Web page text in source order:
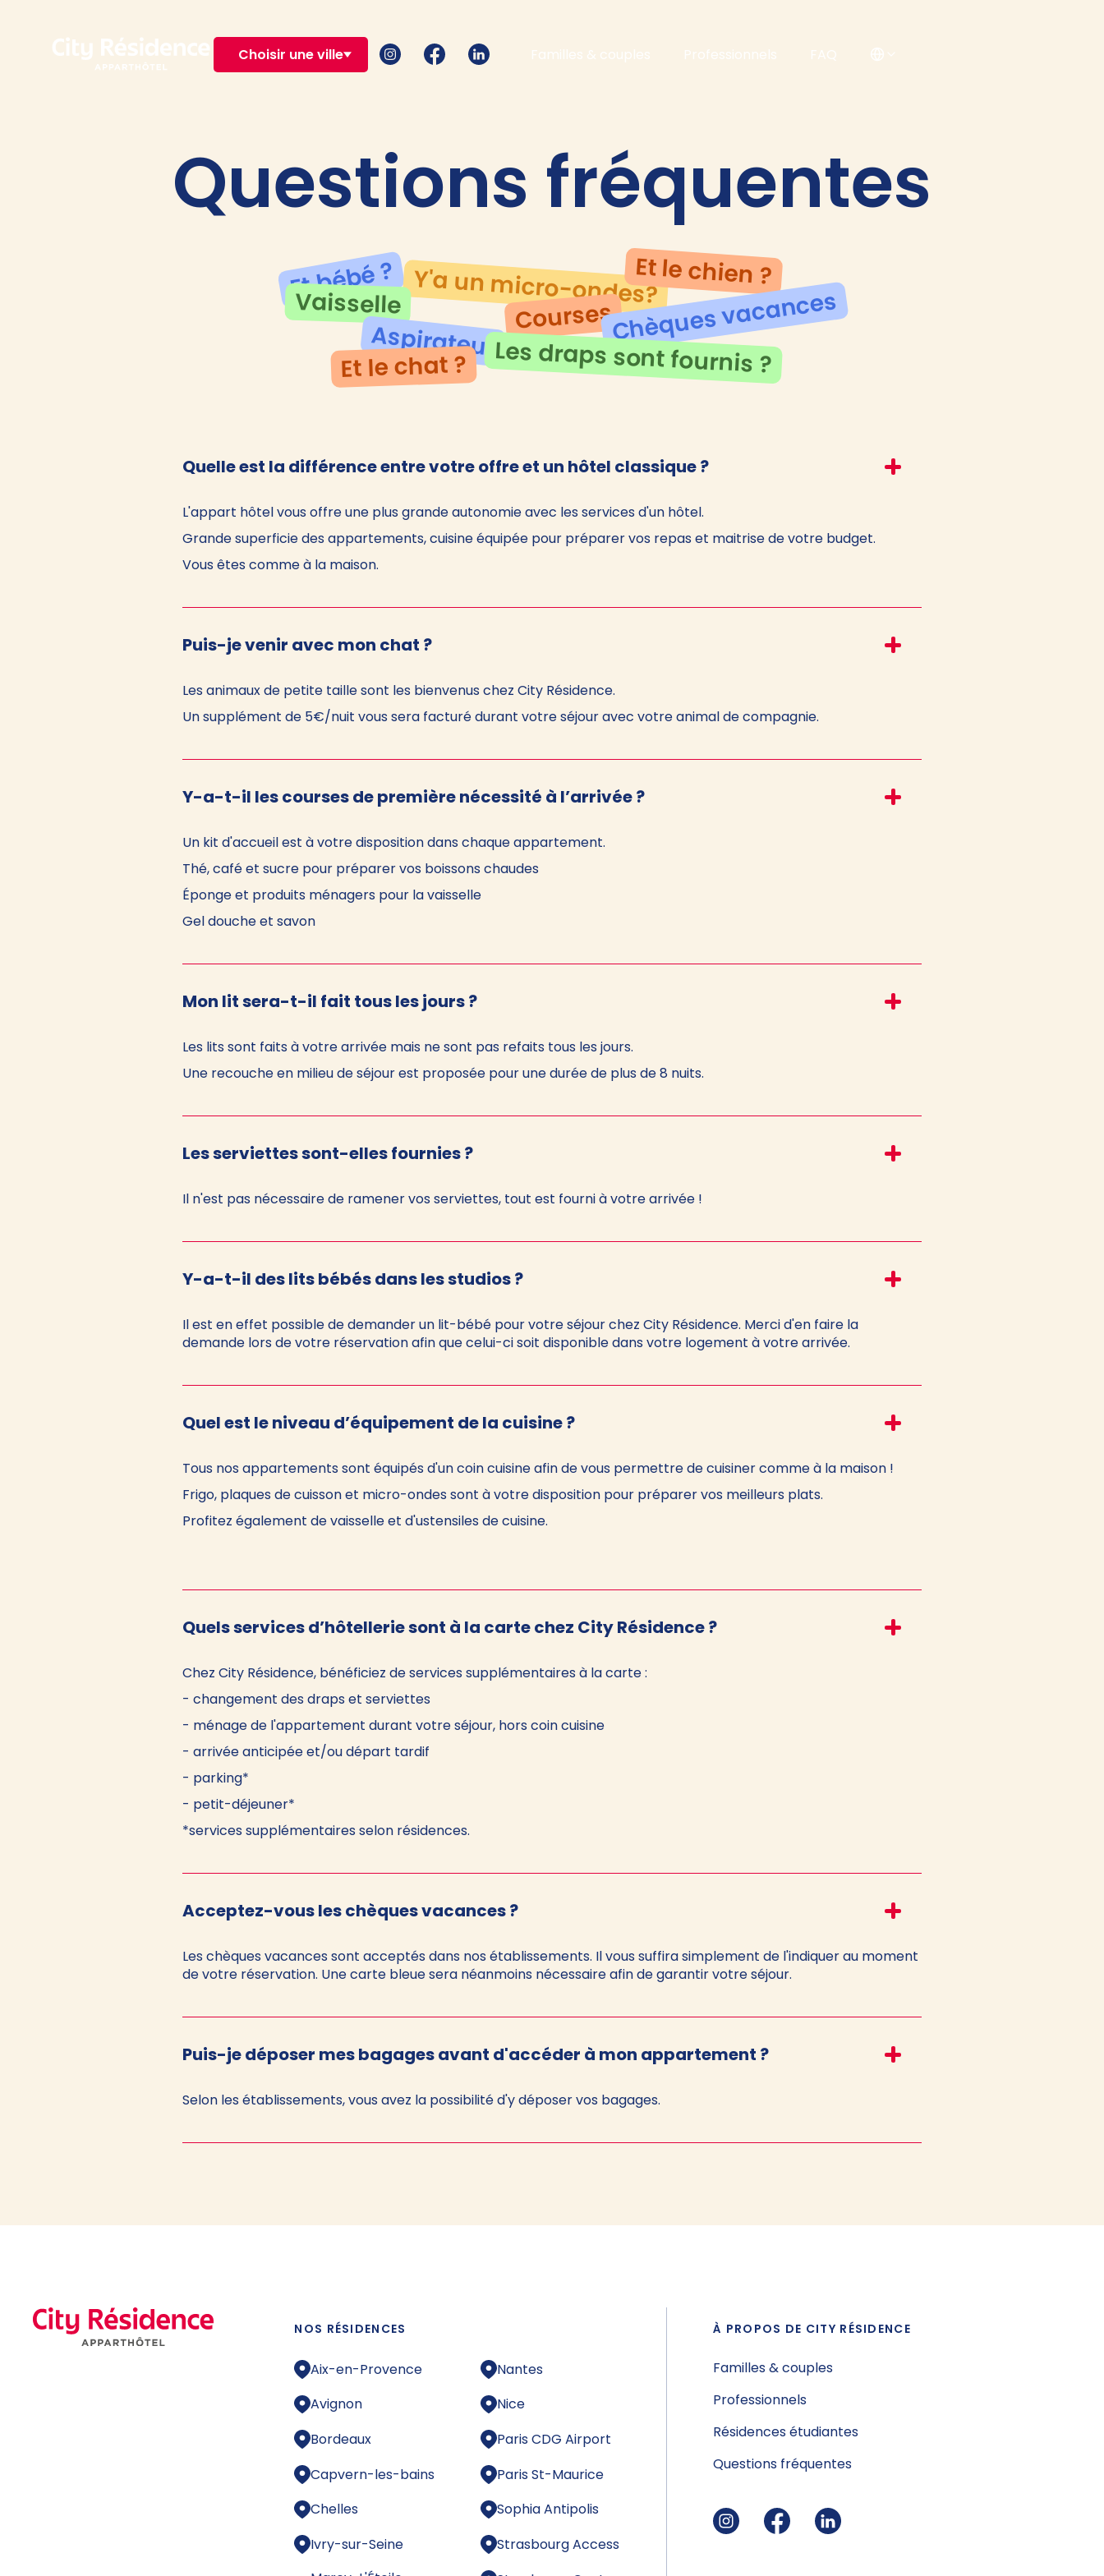
Choisir une ville Familles & couples Professionnels FAQ
Questions fréquentes
Et bébé ? Y'a un micro-ondes?Et le chien ?
Vaisselle
Aspirateur
CoursesChèques vacances
Et le chat ? Les draps sont fournis ?
Quelle est la différence entre votre offre et un hôtel classique ?
L'appart hôtel vous offre une plus grande autonomie avec les services d'un hôtel.
Grande superficie des appartements, cuisine équipée pour préparer vos repas et maitrise de votre budget.
Vous êtes comme à la maison.
Puis-je venir avec mon chat ?
Les animaux de petite taille sont les bienvenus chez City Résidence.
Un supplément de 5€/nuit vous sera facturé durant votre séjour avec votre animal de compagnie.
Y-a-t-il les courses de première nécessité à l’arrivée ?
Un kit d'accueil est à votre disposition dans chaque appartement.
Thé, café et sucre pour préparer vos boissons chaudes
Éponge et produits ménagers pour la vaisselle
Gel douche et savon
Mon lit sera-t-il fait tous les jours ?
Les lits sont faits à votre arrivée mais ne sont pas refaits tous les jours.
Une recouche en milieu de séjour est proposée pour une durée de plus de 8 nuits.
Les serviettes sont-elles fournies ?
Il n'est pas nécessaire de ramener vos serviettes, tout est fourni à votre arrivée !
Y-a-t-il des lits bébés dans les studios ?
Il est en effet possible de demander un lit-bébé pour votre séjour chez City Résidence. Merci d'en faire la
demande lors de votre réservation afin que celui-ci soit disponible dans votre logement à votre arrivée.
Quel est le niveau d’équipement de la cuisine ?
Tous nos appartements sont équipés d'un coin cuisine afin de vous permettre de cuisiner comme à la maison !
Frigo, plaques de cuisson et micro-ondes sont à votre disposition pour préparer vos meilleurs plats.
Profitez également de vaisselle et d'ustensiles de cuisine.
Quels services d’hôtellerie sont à la carte chez City Résidence ?
Chez City Résidence, bénéficiez de services supplémentaires à la carte :
- changement des draps et serviettes
- ménage de l'appartement durant votre séjour, hors coin cuisine
- arrivée anticipée et/ou départ tardif
- parking*
- petit-déjeuner*
*services supplémentaires selon résidences.
Acceptez-vous les chèques vacances ?
Les chèques vacances sont acceptés dans nos établissements. Il vous suffira simplement de l'indiquer au moment
de votre réservation. Une carte bleue sera néanmoins nécessaire afin de garantir votre séjour.
Puis-je déposer mes bagages avant d'accéder à mon appartement ?
Selon les établissements, vous avez la possibilité d'y déposer vos bagages.
NOS RÉSIDENCES
Aix-en-Provence
Nantes
Avignon
Nice
Bordeaux
Paris CDG Airport
Capvern-les-bains
Paris St-Maurice
Chelles
Sophia Antipolis
Ivry-sur-Seine
Strasbourg Access
À PROPOS DE CITY RÉSIDENCE
Familles & couples
Professionnels
Résidences étudiantes
Questions fréquentes